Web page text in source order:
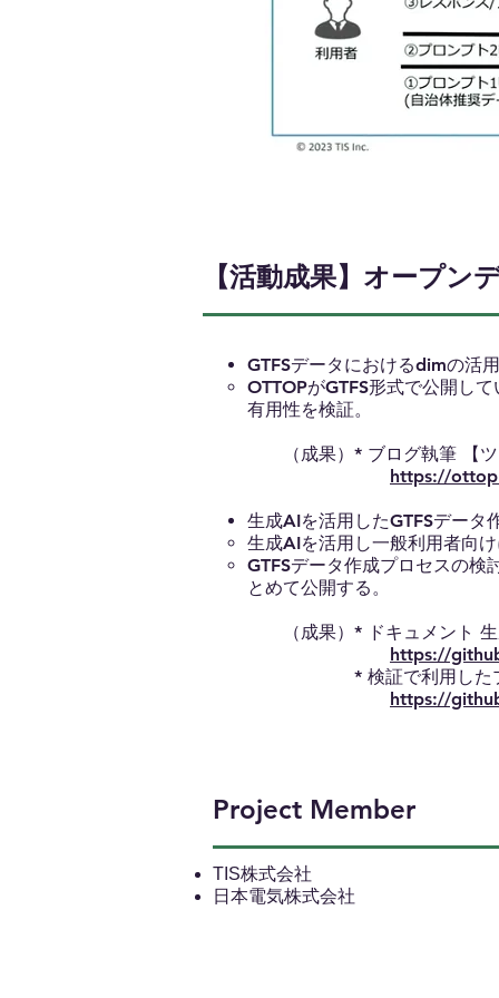
【活動成果】オープン
GTFSデータにおけるdimの活
​OTTOPがGTFS形式で公開し
有用性を検証。
（成果） * ブログ執筆 【
https://
生成AIを活用したGTFSデータ
生成AIを活用し一般利用者向
GTFSデータ作成プロセスの
とめて公開する。
（成果）* ドキュメント 生
https://
* 検証で利用したプ
https://
Project Member
TIS株式会社
​日本電気株式会社